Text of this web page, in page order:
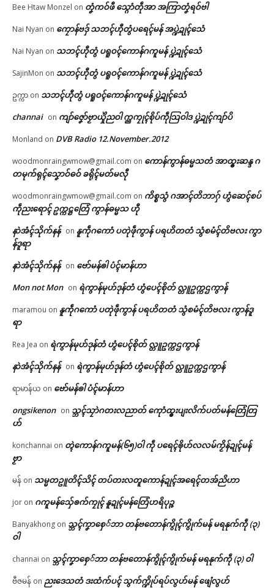
Bee Htaw Monzel on တၞံကဝ်ဖီ သ္ဂောံတဵုအာ အကြာတၞံရဝ်ဗါ
Nai Nyan on ကၠောန်ဗဒှ် သဘၚ်ဟီုတွံပရေၚ်မန် အပ္ဍဲဍုၚ်သေံ
Nai Nyan on သဘၚ်ဟီုတွံ ပရူဝၚ်ကောန်ဂကူမန် ပ္ဍဲဍုၚ်သေံ
SajinMon on သဘၚ်ဟီုတွံ ပရူဝၚ်ကောန်ဂကူမန် ပ္ဍဲဍုၚ်သေံ
ဥက္ကာ on သဘၚ်ဟီုတွံ ပရူဝၚ်ကောန်ဂကူမန် ပ္ဍဲဍုၚ်သေံ
channai on ကျာ်ဇၞော်ဗၟာယှိုဲညဝါ က္ညကၠုၚ်စိုပ်ကဵုသြဝါဒ ပ္ဍဲဍုၚ်ကျာ်ပိ
Monland on DVB Radio 12.November.2012
woodmonraingwmow@gmail.com on ကောန်ကွာန်ဓမ္မသတံ အာထ္ၜးဆန္ဒ ဂ
တမုက်ရုၚ်သၞောဝ်ဓဝ် ခရိုၚ်မတ်မလီု
woodmonraingwmow@gmail.com on ကိစ္စသွံ ဂအာၚ်တိဘာဂှ် ဟွံဆေၚ်စပ်
ကဵုညးရောၚ် ဥက္ကဋ္ဌတြေံ ကွာန်ဓမ္မသ ဟီု
နာဲအံၚ်သိုက်နန် on နူကဵုဂကောံ ပတုဲဖဵုကွာန် ပရဟိတတံ သွံစမံၚ်တိဗလး ကွာ
န်ဒူရာ
နာဲအံၚ်သိုက်နန် on ဗော်မန်ၜါ ပံၚ်မာန်ဟာ
Mon not Mon on ရဲကွာန်မုဟ်ဒုန်တံ ဟွံပေၚ်စိုတ် လ္တူဥက္ကဌကွာန်
maramou on နူကဵုဂကောံ ပတုဲဖဵုကွာန် ပရဟိတတံ သွံစမံၚ်တိဗလး ကွာန်ဒူ
ရာ
Rea Jea on ရဲကွာန်မုဟ်ဒုန်တံ ဟွံပေၚ်စိုတ် လ္တူဥက္ကဌကွာန်
နာဲအံၚ်သိုက်နန် on ရဲကွာန်မုဟ်ဒုန်တံ ဟွံပေၚ်စိုတ် လ္တူဥက္ကဌကွာန်
ရာမာန်ယ on ဗော်မန်ၜါ ပံၚ်မာန်ဟာ
ongsikenon on သ္ဘၚ်သၠာဲဂတးလညာတ် ကေုာံထ္ၜးပျးလိက်ပတ်မန်တြေံတြ
ဟ်
konchannai on တ္ၚဲကောန်ဂကူမန်(၆၅)ဝါ ကဵု ပရေၚ်ၜိုဟ်လလမ်ကၟိန်ဍုၚ်မန်
ဗၟာ
မန် on သမ္မတဥူတိၚ်သိၚ် တပ်တးလတူကောန်ဍုၚ်အရေၚ်တအ်ညိဟာ
jor on ဂကူမန်​သှ်ေၜက်ကၠုၚ် နူဍုၚ်မန်တြေံဟရိပုဉ္ဇ
Banyakhong on သ္ဘၚ်ကၞာစှေ်ဘာ တန်ဗတောန်ကွိုၚ်ကွိုက်မန် မရနုက်ကဵု (၃)
ဝါ
channai on သ္ဘၚ်ကၞာစှေ်ဘာ တန်ဗတောန်ကွိုၚ်ကွိုက်မန် မရနုက်ကဵု (၃) ဝါ
ဗီဇမန် on ညးဒေသတံ ဒးထံက်ပၚ် သွက်က္ဍိုပ်ရပ်လွဟ်မန် ဖျေံလွဟ်